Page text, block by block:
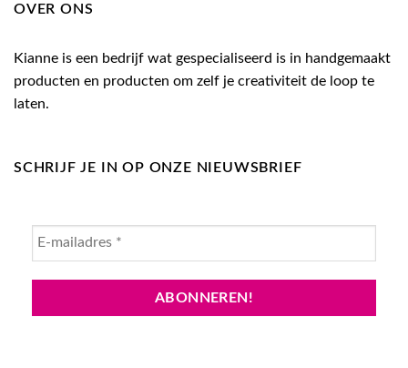
OVER ONS
Kianne is een bedrijf wat gespecialiseerd is in handgemaakt
producten en producten om zelf je creativiteit de loop te
laten.
SCHRIJF JE IN OP ONZE NIEUWSBRIEF